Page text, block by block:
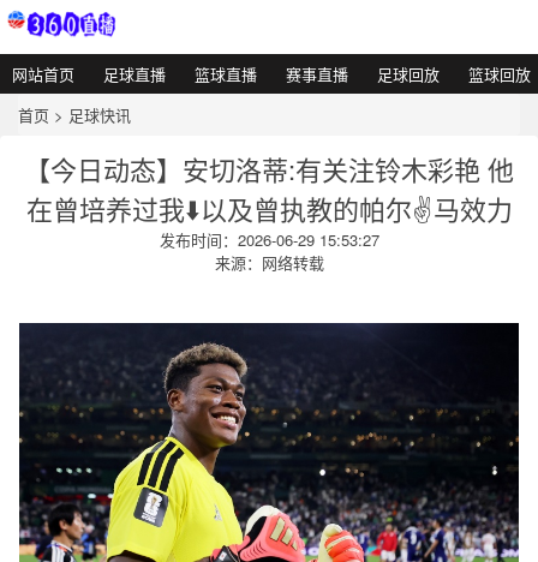
网站首页 足球直播 篮球直播 赛事直播 足球回放
篮球回放
首页 > 足球快讯
【今日动态】安切洛蒂:有关注铃木彩艳 他
在曾培养过我⬇️以及曾执教的帕尔✌️马效力
发布时间：2026-06-29 15:53:27
来源：网络转载